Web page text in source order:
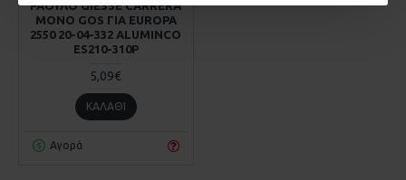
ΡΑΟΥΛΟ GIESSE CARRERA
ΜΟΝΟ GOS ΓΙΑ EUROPA
2550 20-04-332 ALUMINCO
ES210-310P
5,09€
ΚΑΛΆΘΙ
Αγορά